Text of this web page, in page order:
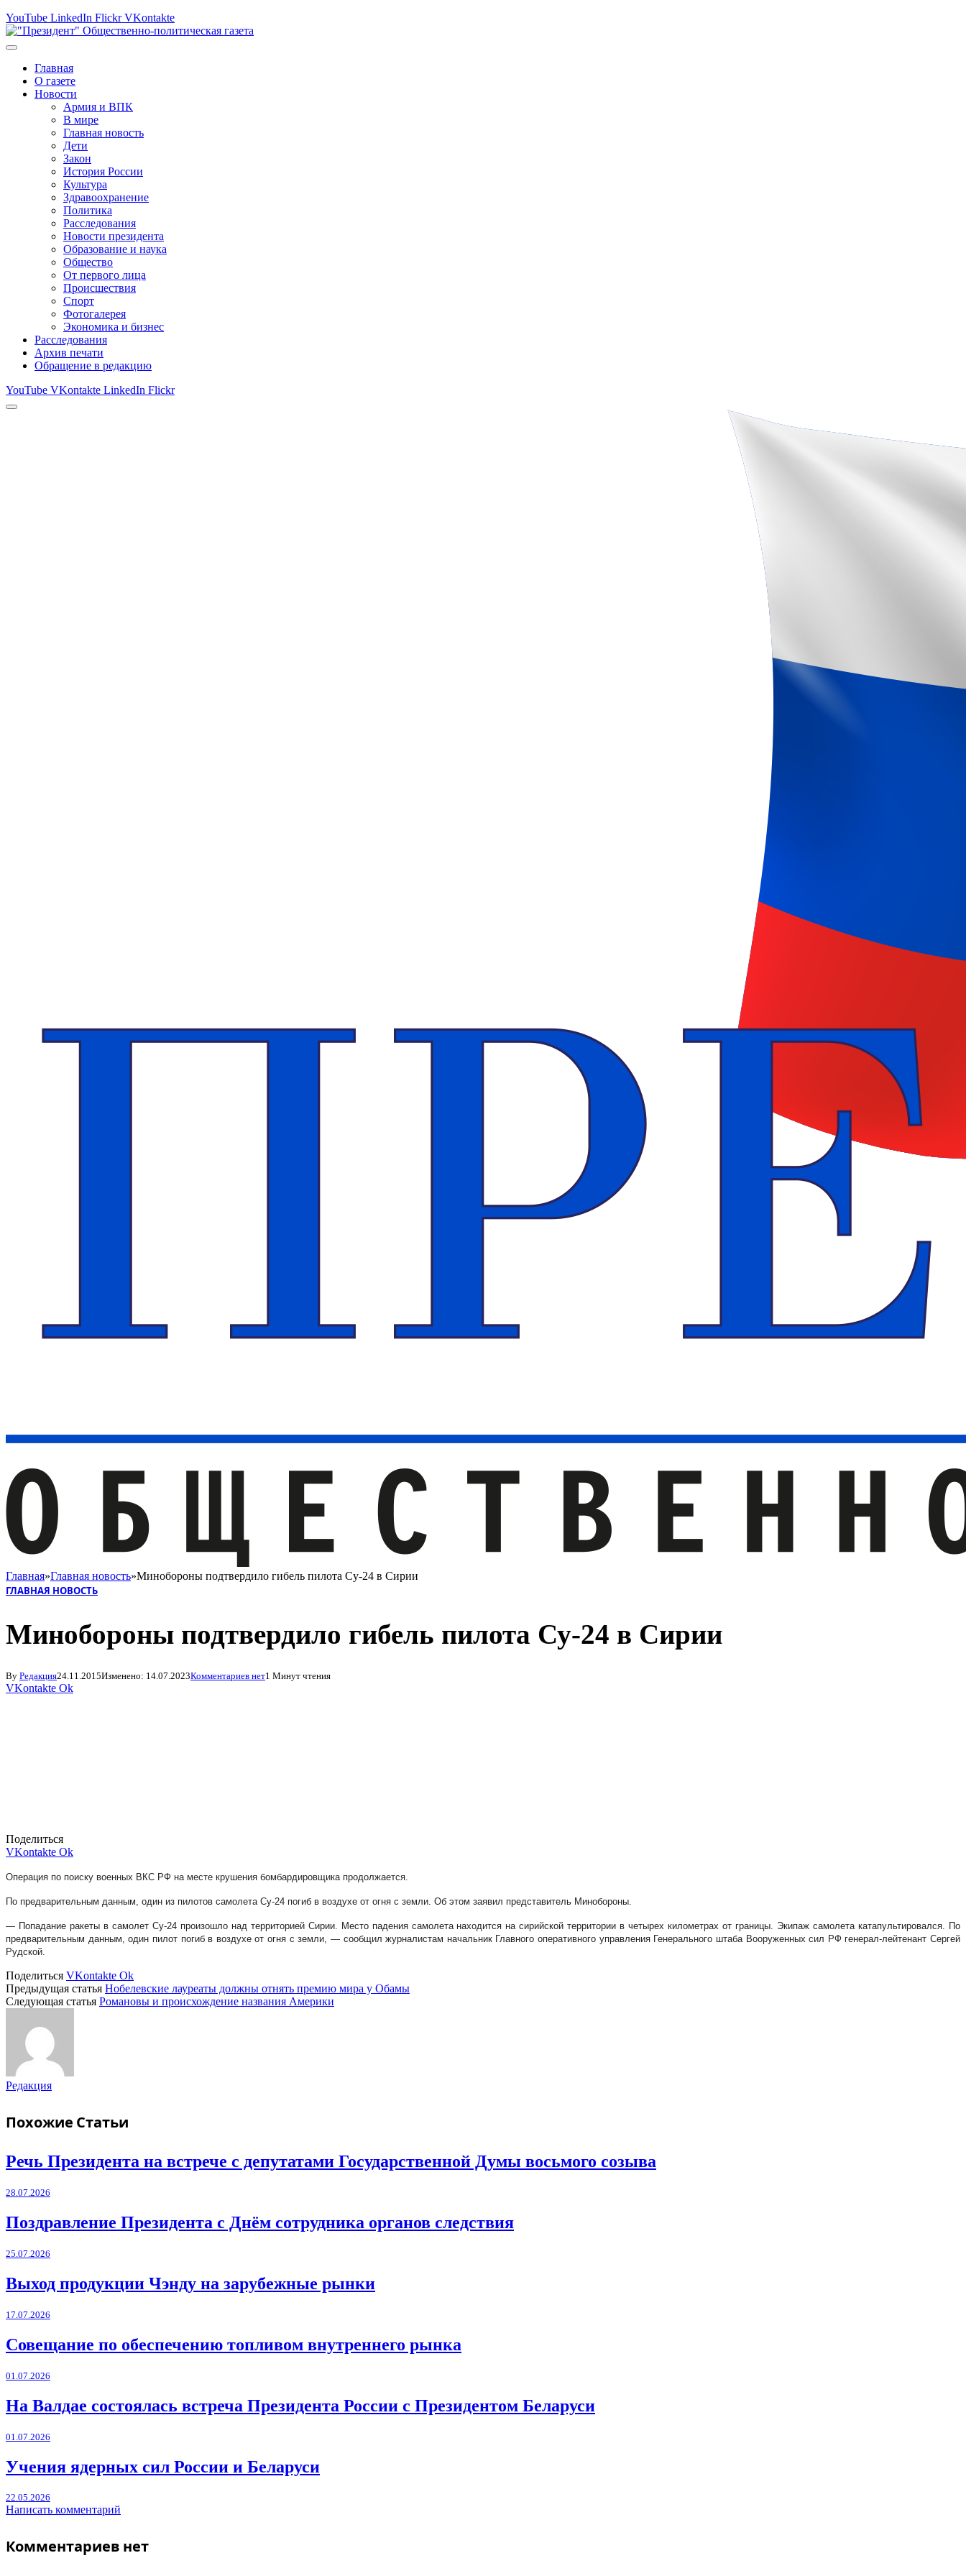
YouTube LinkedIn Flickr VKontakte
Главная
О газете
Новости
Армия и ВПК
В мире
Главная новость
Дети
Закон
История России
Культура
Здравоохранение
Политика
Расследования
Новости президента
Образование и наука
Общество
От первого лица
Происшествия
Спорт
Фотогалерея
Экономика и бизнес
Расследования
Архив печати
Обращение в редакцию
YouTube VKontakte LinkedIn Flickr
Главная»Главная новость»Минобороны подтвердило гибель пилота Су-24 в Сирии
ГЛАВНАЯ НОВОСТЬ
Минобороны подтвердило гибель пилота Су-24 в Сирии
By Редакция24.11.2015Изменено: 14.07.2023Комментариев нет1 Минут чтения
VKontakte Ok
Поделиться
VKontakte Ok
Операция по поиску военных ВКС РФ на месте крушения бомбардировщика продолжается.
По предварительным данным, один из пилотов самолета Су-24 погиб в воздухе от огня с земли. Об этом заявил представитель Минобороны.
— Попадание ракеты в самолет Су-24 произошло над территорией Сирии. Место падения самолета находится на сирийской территории в четырех километрах от границы. Экипаж самолета катапультировался. По
предварительным данным, один пилот погиб в воздухе от огня с земли, — сообщил журналистам начальник Главного оперативного управления Генерального штаба Вооруженных сил РФ генерал-лейтенант Сергей
Рудской.
Поделиться VKontakte Ok
Предыдущая статья Нобелевские лауреаты должны отнять премию мира у Обамы
Следующая статья Романовы и происхождение названия Америки
Редакция
Похожие Статьи
Речь Президента на встрече с депутатами Государственной Думы восьмого созыва
28.07.2026
Поздравление Президента с Днём сотрудника органов следствия
25.07.2026
Выход продукции Чэнду на зарубежные рынки
17.07.2026
Совещание по обеспечению топливом внутреннего рынка
01.07.2026
На Валдае состоялась встреча Президента России с Президентом Беларуси
01.07.2026
Учения ядерных сил России и Беларуси
22.05.2026
Написать комментарий
Комментариев нет